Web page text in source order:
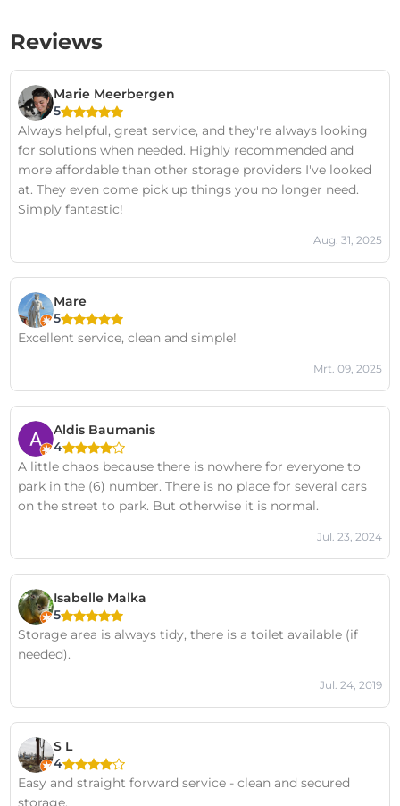
Reviews
Marie Meerbergen
5
Always helpful, great service, and they're always looking
for solutions when needed. Highly recommended and
more affordable than other storage providers I've looked
at. They even come pick up things you no longer need.
Simply fantastic!
Aug. 31, 2025
Mare
5
Excellent service, clean and simple!
Mrt. 09, 2025
Aldis Baumanis
4
A little chaos because there is nowhere for everyone to
park in the (6) number. There is no place for several cars
on the street to park. But otherwise it is normal.
Jul. 23, 2024
Isabelle Malka
5
Storage area is always tidy, there is a toilet available (if
needed).
Jul. 24, 2019
S L
4
Easy and straight forward service - clean and secured
storage.